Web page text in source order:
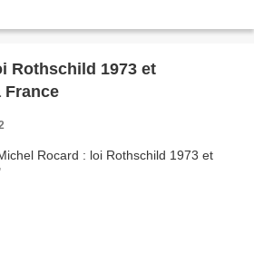
Rothschild 1973 et
France